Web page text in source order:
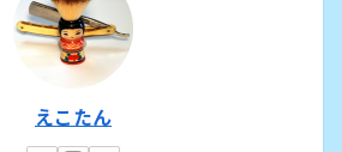
えこたん